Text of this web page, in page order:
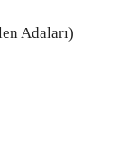
Adaları)